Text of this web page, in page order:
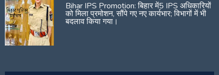
Bihar IPS Promotion: बिहार में5 IPS अधिकारियों
को मिला प्रमोशन, सौंपे गए नए कार्यभार; विभागों में भी
बदलाव किया गया।